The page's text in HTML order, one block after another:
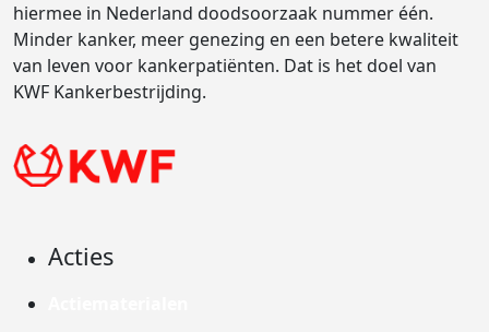
hiermee in Nederland doodsoorzaak nummer één.
Minder kanker, meer genezing en een betere kwaliteit
van leven voor kankerpatiënten. Dat is het doel van
KWF Kankerbestrijding.
Acties